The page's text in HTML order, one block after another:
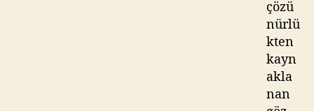
çözü
nürlü
kten
kayn
akla
nan